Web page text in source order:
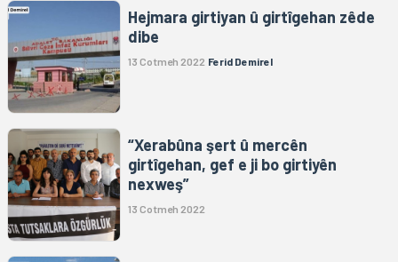
Hejmara girtiyan û girtîgehan zêde
dibe
13 Cotmeh 2022 Ferid Demirel
“Xerabûna şert û mercên
girtîgehan, gef e ji bo girtiyên
nexweş”
13 Cotmeh 2022